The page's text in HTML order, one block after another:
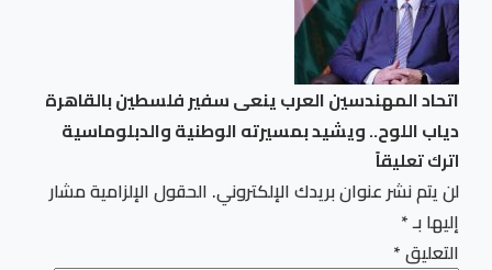
اتحاد المهندسين العرب ينعى سفير فلسطين بالقاهرة
دياب اللوح.. ويشيد بمسيرته الوطنية والدبلوماسية
اترك تعليقاً
لن يتم نشر عنوان بريدك الإلكتروني. الحقول الإلزامية مشار
إليها بـ*
التعليق*